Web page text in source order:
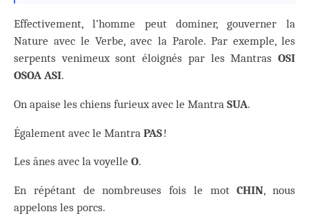
Effectivement, l’homme peut dominer, gouverner la
Nature avec le Verbe, avec la Parole. Par exemple, les
serpents venimeux sont éloignés par les Mantras OSI
OSOA ASI.
On apaise les chiens furieux avec le Mantra SUA.
Également avec le Mantra PAS!
Les ânes avec la voyelle O.
En répétant de nombreuses fois le motCHIN, nous
appelons les porcs.